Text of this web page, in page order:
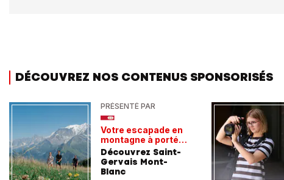
DÉCOUVREZ NOS CONTENUS SPONSORISÉS
PRÉSENTÉ PAR
Votre escapade en
montagne à portée
de train
Découvrez Saint-
Gervais Mont-
Blanc